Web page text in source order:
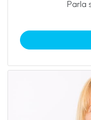
Parla